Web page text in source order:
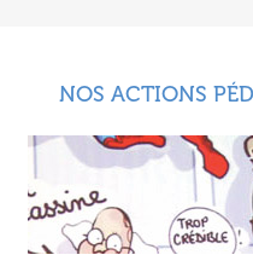
NOS ACTIONS